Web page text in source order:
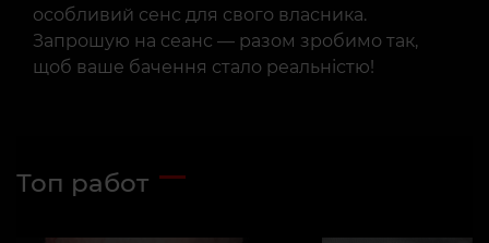
особливий сенс для свого власника.
Запрошую на сеанс — разом зробимо так,
щоб ваше бачення стало реальністю!
Топ работ